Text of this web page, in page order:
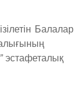
Балалар
эстафеталық